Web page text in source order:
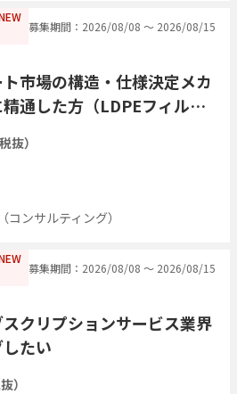
募集期間：2026/08/08 〜 2026/08/15
市場の構造・仕様決定メカ
通した方（LDPEフィル
抜）
ンサルティング）
募集期間：2026/08/08 〜 2026/08/15
クリプションサービス業界
たい
）